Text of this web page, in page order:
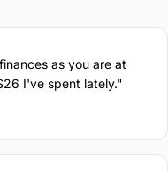
as you are at
I've spent lately."